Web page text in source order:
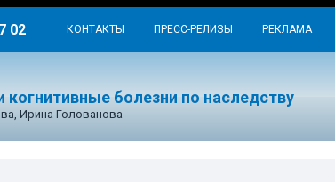
02 КОНТАКТЫ ПРЕСС-РЕЛИЗЫ РЕКЛАМА
когнитивные болезни по наследству
Ирина Голованова